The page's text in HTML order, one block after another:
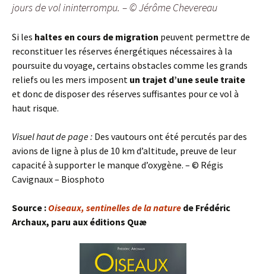
jours de vol ininterrompu. – © Jérôme Chevereau
Si les haltes en cours de migration peuvent permettre de
reconstituer les réserves énergétiques nécessaires à la
poursuite du voyage, certains obstacles comme les grands
reliefs ou les mers imposent un trajet d’une seule traite
et donc de disposer des réserves suffisantes pour ce vol à
haut risque.
Visuel haut de page : Des vautours ont été percutés par des
avions de ligne à plus de 10 km d’altitude, preuve de leur
capacité à supporter le manque d’oxygène. – © Régis
Cavignaux – Biosphoto
Source : Oiseaux, sentinelles de la nature de Frédéric
Archaux, paru aux éditions Quæ